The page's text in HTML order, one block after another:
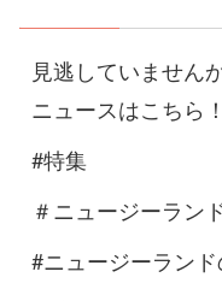
見逃していません
ニュースはこちら！
#特集
＃ニュージーラン
#ニュージーランド